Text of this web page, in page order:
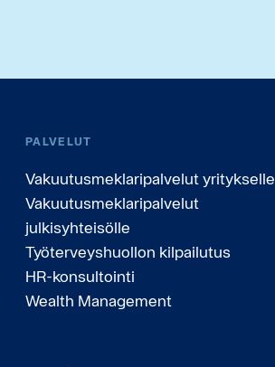
PALVELUT
Vakuutusmeklaripalvelut yritykselle
Vakuutusmeklaripalvelut
julkisyhteisölle
Työterveyshuollon kilpailutus
HR-konsultointi
Wealth Management